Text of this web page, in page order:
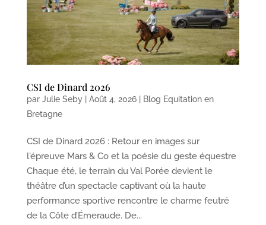
CSI de Dinard 2026
par Julie Seby| Août 4, 2026|
Blog Equitation en
Bretagne
CSI de Dinard 2026 : Retour en images sur
l'épreuve Mars & Co et la poésie du geste équestre
Chaque été, le terrain du Val Porée devient le
théâtre d’un spectacle captivant où la haute
performance sportive rencontre le charme feutré
de la Côte d’Émeraude. De...